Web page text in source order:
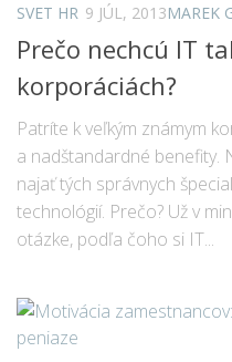
SVET HR 9 JÚL, 2013MAREK
Prečo nechcú IT
korporáciách?
Patríte k veľkým známym
a nadštandardné benefity.
najať tých správnych
technológií. Prečo? Už v
otázke, podľa čoho si IT...